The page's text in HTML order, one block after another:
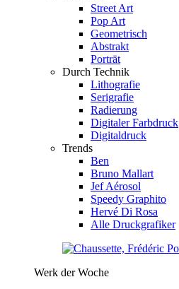
Street Art
Pop Art
Geometrisch
Abstrakt
Porträt
Durch Technik
Lithografie
Serigrafie
Radierung
Digitaler Farbdruck
Digitaldruck
Trends
Ben
Bruno Mallart
Jef Aérosol
Speedy Graphito
Hervé Di Rosa
Alle Druckgrafiker
Werk der Woche